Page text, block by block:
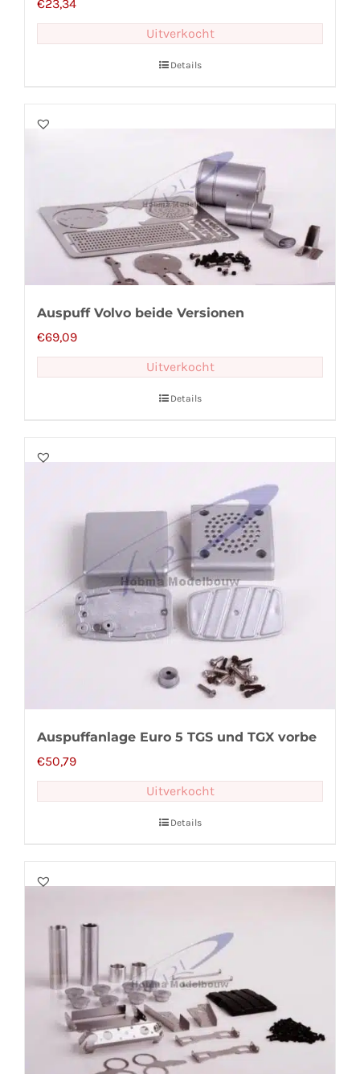
€23,34
Uitverkocht
Details
Auspuff Volvo beide Versionen
€69,09
Uitverkocht
Details
Auspuffanlage Euro 5 TGS und TGX vorbe
€50,79
Uitverkocht
Details